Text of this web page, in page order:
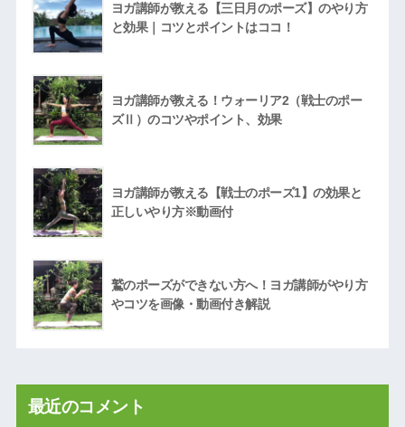
ヨガ講師が教える【三日月のポーズ】のやり方
と効果｜コツとポイントはココ！
ヨガ講師が教える！ウォーリア2（戦士のポー
ズⅡ）のコツやポイント、効果
ヨガ講師が教える【戦士のポーズ1】の効果と
正しいやり方※動画付
鷲のポーズができない方へ！ヨガ講師がやり方
やコツを画像・動画付き解説
最近のコメント